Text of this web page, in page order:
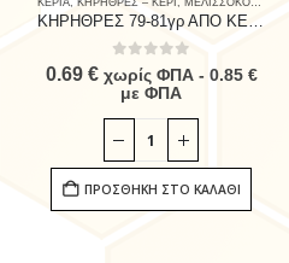
, ΠΑΣΧΑΛΙΝΑ, ΠΡΟΙΟΝΤΑ
ΚΕΡΙΑ, ΚΗΡΗΘΡΕΣ – ΚΕΡΙ , ΜΕΛΙΣΣΟΚΟΜΙΚΟΣ ΕΞΟΠΛΙΣΜΟΣ
ΚΗΡΗΘΡΕΣ 79-81γρ ΑΠΟ ΚΕΡΙ ΜΕΛΙΣΣΑΣ
out of 5
0.69 € χωρίς ΦΠΑ - 0.85 €
με ΦΠΑ
ΠΡΟΣΘΉΚΗ ΣΤΟ ΚΑΛΆΘΙ